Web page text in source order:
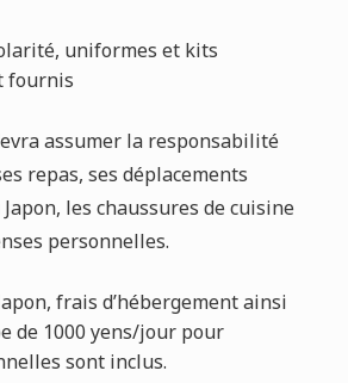
uniformes et kits
fournis
assumer la responsabilité
repas, ses déplacements
les chaussures de cuisine
personnelles.
frais d’hébergement ainsi
de 1000 yens/jour pour
sont inclus.